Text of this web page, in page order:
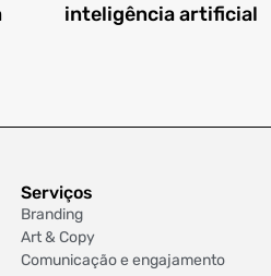
inteligência artificial
Serviços
Branding
Art & Copy
Comunicação e engajamento